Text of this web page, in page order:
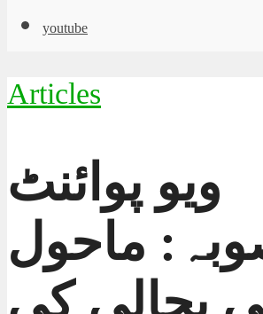
youtube
Articles
ویو پوائنٹ
ماحول
بحالی کی